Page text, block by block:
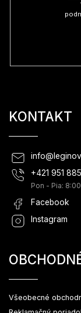
KONTAKT
info@
+421 951
Pon - Pia:
Facebook
Instagram
Všeobecné